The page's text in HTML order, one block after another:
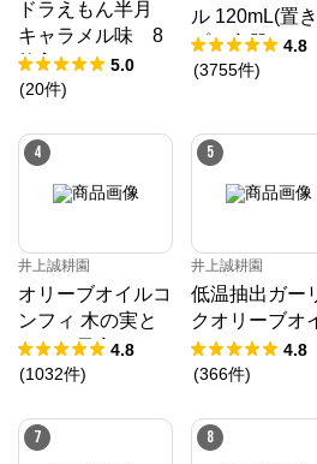
ドラえもん半月
キャラメル味 8
枚入
5.0
(20件)
ル 120mL(置
プラ容器) 4.8
(3755件)
4
井上誠耕園
オリーブオイルコ
ンフィ 木の実と
ドライ果実 192g
春限定
4.8
(1032件)
5
井上誠耕園
低温抽出ガー
クオリーブオ
64g
4.8
(366件)
7 8
AKOMEYA
公式ECサ
※外部サイトが開き
AKOMEYA TOKYO か